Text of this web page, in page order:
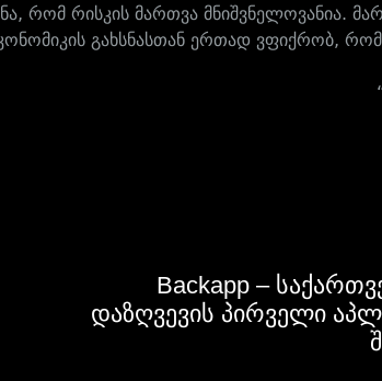
რომ რისკის მართვა მნიშვნელოვანია.
გახსნასთან ერთად ვფიქრობ, რომ
Backapp –
დაზღვევის პირველი